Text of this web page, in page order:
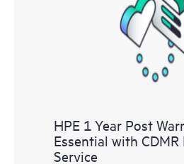
HPE 1 Year Post
Essential with CDMR
Service